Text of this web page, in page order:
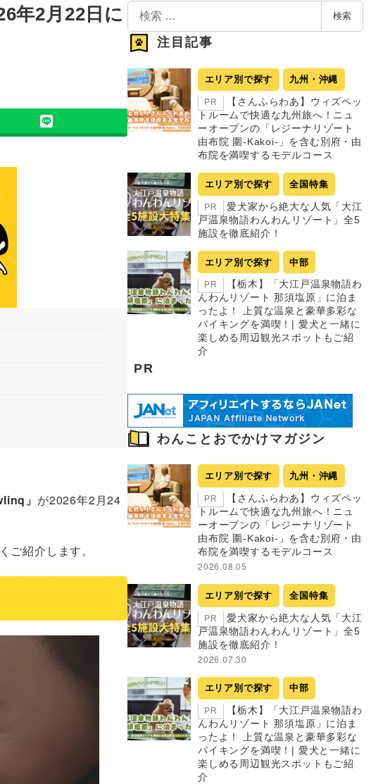
年2月22日に
」 が2026年2月24
ご紹介します。
検
索
検索
注目記事
エリア別で探す 九州・沖縄
PR
【さんふらわあ】ウィズペッ
トルームで快適な九州旅へ！ニュ
ーオープンの「レジーナリゾート
由布院 圍-Kakoi-」を含む別府・由
布院を満喫するモデルコース
エリア別で探す 全国特集
PR
愛犬家から絶大な人気「大江
戸温泉物語わんわんリゾート」全5
施設を徹底紹介！
エリア別で探す 中部
PR
【栃木】「大江戸温泉物語わ
んわんリゾート 那須塩原」に泊ま
ったよ！ 上質な温泉と豪華多彩な
バイキングを満喫！| 愛犬と一緒に
楽しめる周辺観光スポットもご紹
介
PR
わんことおでかけマガジン
エリア別で探す 九州・沖縄
PR
【さんふらわあ】ウィズペッ
トルームで快適な九州旅へ！ニュ
ーオープンの「レジーナリゾート
由布院 圍-Kakoi-」を含む別府・由
布院を満喫するモデルコース
2026.08.05
エリア別で探す 全国特集
PR
愛犬家から絶大な人気「大江
戸温泉物語わんわんリゾート」全5
施設を徹底紹介！
2026.07.30
エリア別で探す 中部
PR
【栃木】「大江戸温泉物語わ
んわんリゾート 那須塩原」に泊ま
ったよ！ 上質な温泉と豪華多彩な
バイキングを満喫！| 愛犬と一緒に
楽しめる周辺観光スポットもご紹
介